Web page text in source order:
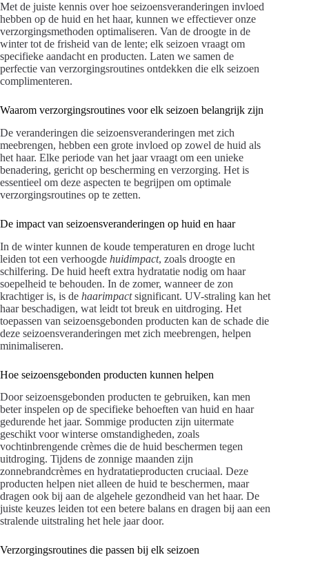
Met de juiste kennis over hoe seizoensveranderingen invloed
hebben op de huid en het haar, kunnen we effectiever onze
verzorgingsmethoden optimaliseren. Van de droogte in de
winter tot de frisheid van de lente; elk seizoen vraagt om
specifieke aandacht en producten. Laten we samen de
perfectie van verzorgingsroutines ontdekken die elk seizoen
complimenteren.
Waarom verzorgingsroutines voor elk seizoen belangrijk zijn
De veranderingen die seizoensveranderingen met zich
meebrengen, hebben een grote invloed op zowel de huid als
het haar. Elke periode van het jaar vraagt om een unieke
benadering, gericht op bescherming en verzorging. Het is
essentieel om deze aspecten te begrijpen om optimale
verzorgingsroutines op te zetten.
De impact van seizoensveranderingen op huid en haar
In de winter kunnen de koude temperaturen en droge lucht
leiden tot een verhoogde huidimpact, zoals droogte en
schilfering. De huid heeft extra hydratatie nodig om haar
soepelheid te behouden. In de zomer, wanneer de zon
krachtiger is, is de haarimpactsignificant. UV-straling kan het
haar beschadigen, wat leidt tot breuk en uitdroging. Het
toepassen van seizoensgebonden producten kan de schade die
deze seizoensveranderingen met zich meebrengen, helpen
minimaliseren.
Hoe seizoensgebonden producten kunnen helpen
Door seizoensgebonden producten te gebruiken, kan men
beter inspelen op de specifieke behoeften van huid en haar
gedurende het jaar. Sommige producten zijn uitermate
geschikt voor winterse omstandigheden, zoals
vochtinbrengende crèmes die de huid beschermen tegen
uitdroging. Tijdens de zonnige maanden zijn
zonnebrandcrèmes en hydratatieproducten cruciaal. Deze
producten helpen niet alleen de huid te beschermen, maar
dragen ook bij aan de algehele gezondheid van het haar. De
juiste keuzes leiden tot een betere balans en dragen bij aan een
stralende uitstraling het hele jaar door.
Verzorgingsroutines die passen bij elk seizoen